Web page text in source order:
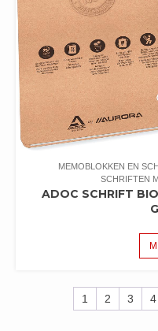
MEMOBLOKKEN EN
SCHRIFTEN
ADOC SCHRIFT
1 2 3 4